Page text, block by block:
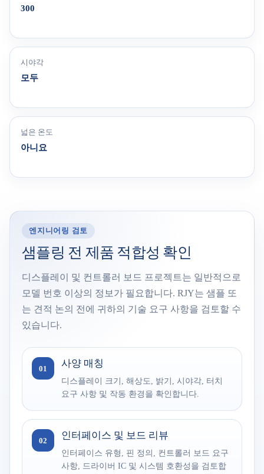
300
시야각
모두
넓은 온도
아니요
엔지니어링 검토
샘플링 전 제품 적합성 확인
디스플레이 및 컨트롤러 보드 프로젝트는 일반적으로
모델 번호 이상의 정보가 필요합니다. RJY는 샘플 또
는 견적 논의 전에 귀하의 기술 요구 사항을 검토할 수
있습니다.
01 사양 매칭
디스플레이 크기, 해상도, 밝기, 시야각, 터치
요구 사항 및 작동 환경을 확인합니다.
02 인터페이스 및 보드 리뷰
인터페이스 유형, 핀 정의, 컨트롤러 보드 요구
사항, 드라이버 IC 및 시스템 호환성을 검토합